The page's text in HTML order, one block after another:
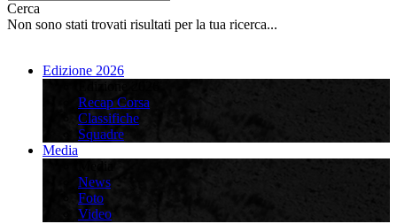
Cerca
Non sono stati trovati risultati per la tua ricerca...
Edizione 2026
Recap Corsa
Classifiche
Squadre
Media
News
Foto
Video